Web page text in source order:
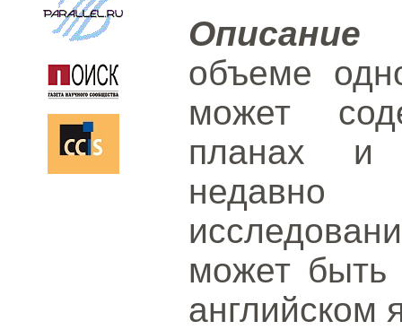
Описание
объеме
может
планах и
недавно
может быть
английском